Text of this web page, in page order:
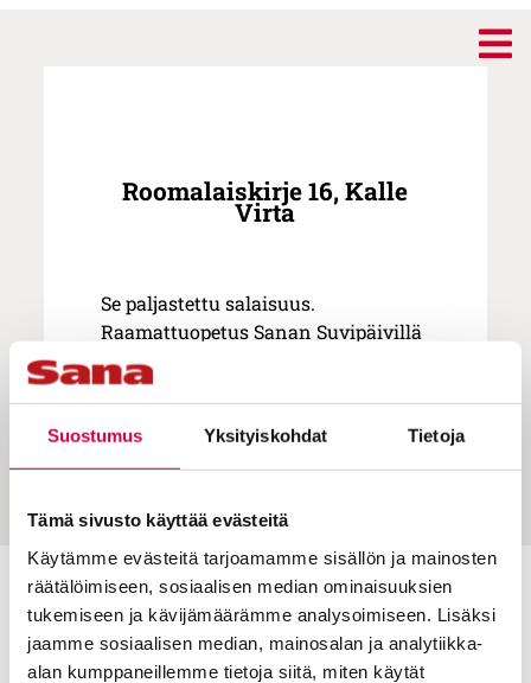
Suostumus Yksityiskohdat Tietoja
Tämä sivusto käyttää evästeitä
Käytämme evästeitä tarjoamamme sisällön ja mainosten
räätälöimiseen, sosiaalisen median ominaisuuksien
tukemiseen ja kävijämäärämme analysoimiseen. Lisäksi
jaamme sosiaalisen median, mainosalan ja analytiikka-
alan kumppaneillemme tietoja siitä, miten käytät
Roomalaiskirje 16, Kalle
Virta
Se paljastettu salaisuus.
Raamattuopetus Sanan Suvipäivillä
2021.
Toimitus
Yhteystiedot